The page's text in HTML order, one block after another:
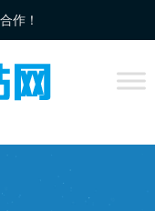
作！
仿站